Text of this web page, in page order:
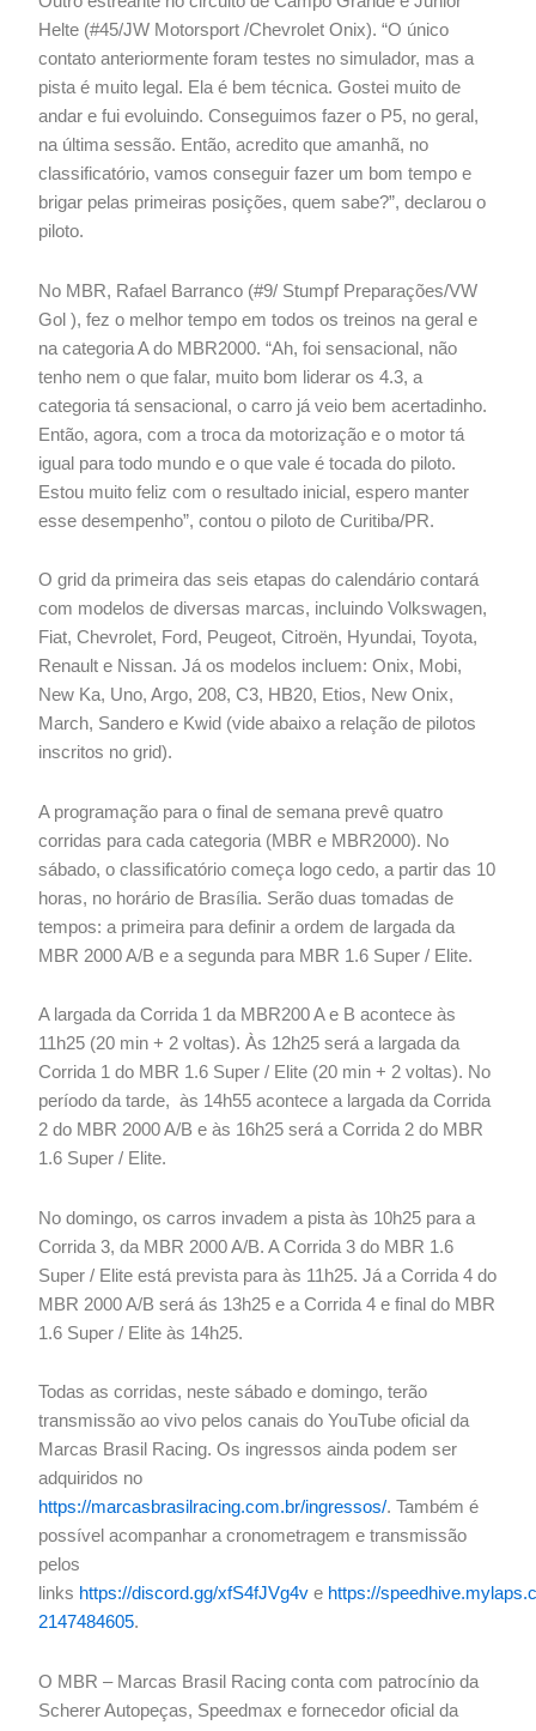
Helte (#45/JW Motorsport /Chevrolet Onix). “O único
contato anteriormente foram testes no simulador, mas a
pista é muito legal. Ela é bem técnica. Gostei muito de
andar e fui evoluindo. Conseguimos fazer o P5, no geral,
na última sessão. Então, acredito que amanhã, no
classificatório, vamos conseguir fazer um bom tempo e
brigar pelas primeiras posições, quem sabe?”, declarou o
piloto.
No MBR, Rafael Barranco (#9/ Stumpf Preparações/VW
Gol ), fez o melhor tempo em todos os treinos na geral e
na categoria A do MBR2000. “Ah, foi sensacional, não
tenho nem o que falar, muito bom liderar os 4.3, a
categoria tá sensacional, o carro já veio bem acertadinho.
Então, agora, com a troca da motorização e o motor tá
igual para todo mundo e o que vale é tocada do piloto.
Estou muito feliz com o resultado inicial, espero manter
esse desempenho”, contou o piloto de Curitiba/PR.
O grid da primeira das seis etapas do calendário contará
com modelos de diversas marcas, incluindo Volkswagen,
Fiat, Chevrolet, Ford, Peugeot, Citroën, Hyundai, Toyota,
Renault e Nissan. Já os modelos incluem: Onix, Mobi,
New Ka, Uno, Argo, 208, C3, HB20, Etios, New Onix,
March, Sandero e Kwid (vide abaixo a relação de pilotos
inscritos no grid).
A programação para o final de semana prevê quatro
corridas para cada categoria (MBR e MBR2000). No
sábado, o classificatório começa logo cedo, a partir das 10
horas, no horário de Brasília. Serão duas tomadas de
tempos: a primeira para definir a ordem de largada da
MBR 2000 A/B e a segunda para MBR 1.6 Super / Elite.
A largada da Corrida 1 da MBR200 A e B acontece às
11h25 (20 min + 2 voltas). Às 12h25 será a largada da
Corrida 1 do MBR 1.6 Super / Elite (20 min + 2 voltas). No
período da tarde, às 14h55 acontece a largada da Corrida
2 do MBR 2000 A/B e às 16h25 será a Corrida 2 do MBR
1.6 Super / Elite.
No domingo, os carros invadem a pista às 10h25 para a
Corrida 3, da MBR 2000 A/B. A Corrida 3 do MBR 1.6
Super / Elite está prevista para às 11h25. Já a Corrida 4 do
MBR 2000 A/B será ás 13h25 e a Corrida 4 e final do MBR
1.6 Super / Elite às 14h25.
Todas as corridas, neste sábado e domingo, terão
transmissão ao vivo pelos canais do YouTube oficial da
Marcas Brasil Racing. Os ingressos ainda podem ser
adquiridos no
https://marcasbrasilracing.com.br/ingressos/. Também é
possível acompanhar a cronometragem e transmissão
pelos
links https://discord.gg/xfS4fJVg4v e https://
2147484605.
O MBR – Marcas Brasil Racing conta com patrocínio da
Scherer Autopeças, Speedmax e fornecedor oficial da